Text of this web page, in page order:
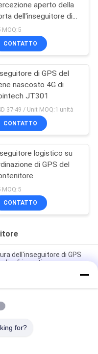
aperto della
dell'inseguitore di
del contenitore di
Bluetooth
MOQ:5
CONTATTO
di GPS del
nascosto 4G di
JT301
37-49 / Unit MOQ:1 unità
CONTATTO
logistico su
di GPS del
MOQ:5
CONTATTO
dell'inseguitore di GPS
refrigerati
monitoraggio della porta
contenitore di furto di
for?